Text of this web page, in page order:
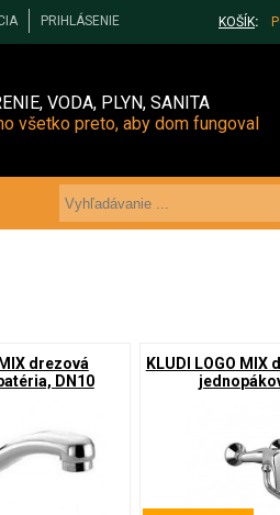
PRIHLÁSENIE KOŠÍK:
VODA, PLYN, SANITA
všetko preto, aby dom fungoval
drezová
DN10
KLUDI LOGO